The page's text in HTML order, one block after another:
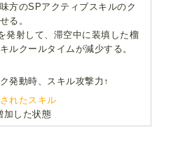
方のSPアクティブスキルのク
る。
発射して、滞空中に装填した榴
ルクールタイムが減少する。
発動時、スキル攻撃力↑
れたスキル
加した状態